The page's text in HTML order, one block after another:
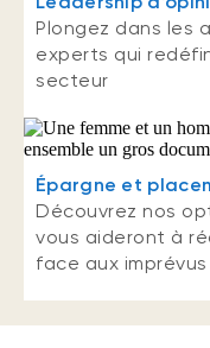
Plongez dans les
experts qui
secteur
Épargne et
Découvrez nos
vous aideront à
face aux imprévus